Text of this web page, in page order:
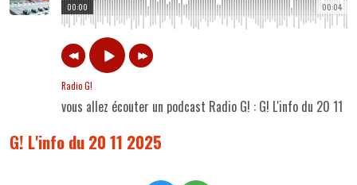
00:04
00:00
Radio G!
vous allez écouter un podcast Radio G! : G! L'info du 20 11
G! L'info du 20 11 2025